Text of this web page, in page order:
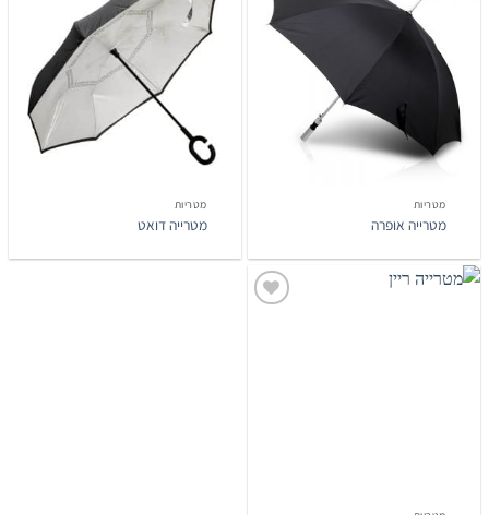
הוסף
לרשימת
המשאלות
מטריות
מטרייה אופרה
מטריות
מטרייה דואט